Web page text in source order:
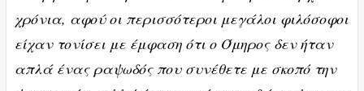
χρόνια, αφού οι περισσότεροι μεγάλοι φιλόσοφοι
είχαν τονίσει με έμφαση ότι ο Όμηρος δεν ήταν
απλά ένας ραψωδός που συνέθετε με σκοπό την